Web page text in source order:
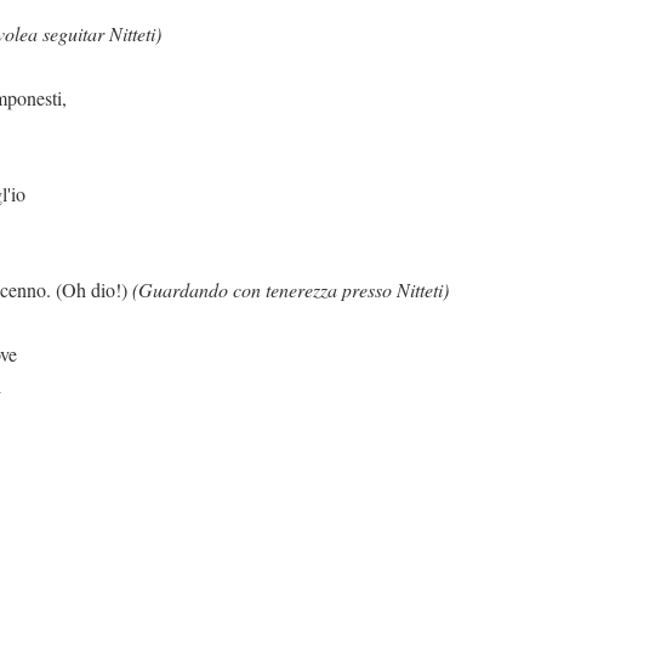
seguitar Nitteti)
dio!)(Guardando con tenerezza presso Nitteti)